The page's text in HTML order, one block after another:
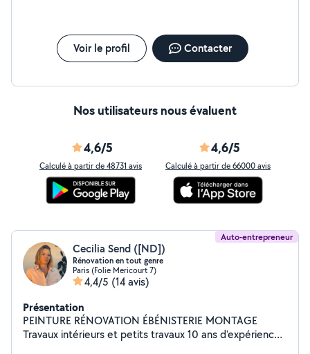
dans les règles de l'art. N'hésitez pas à me contacter ;)
Je suis disponible pour intervenir rapidement, sur devis
gratuit et sans engagement.
Voir le profil Contacter
Nos utilisateurs nous évaluent
4,6/5
Calculé à partir de 48731 avis
4,6/5
Calculé à partir de 66000 avis
Auto-entrepreneur
Cecilia Send ([ND])
Rénovation en tout genre
Paris (Folie Mericourt 7)
4,4/5 (14 avis)
Présentation
PEINTURE RÉNOVATION ÉBÉNISTERIE MONTAGE
Travaux intérieurs et petits travaux 10 ans d'expérience